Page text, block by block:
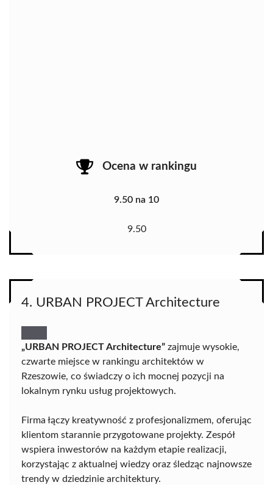
Ocena w rankingu
9.50 na 10
9.50
4. URBAN PROJECT Architecture
„URBAN PROJECT Architecture” zajmuje wysokie,
czwarte miejsce w rankingu architektów w
Rzeszowie, co świadczy o ich mocnej pozycji na
lokalnym rynku usług projektowych.
Firma łączy kreatywność z profesjonalizmem, oferując
klientom starannie przygotowane projekty. Zespół
wspiera inwestorów na każdym etapie realizacji,
korzystając z aktualnej wiedzy oraz śledząc najnowsze
trendy w dziedzinie architektury.